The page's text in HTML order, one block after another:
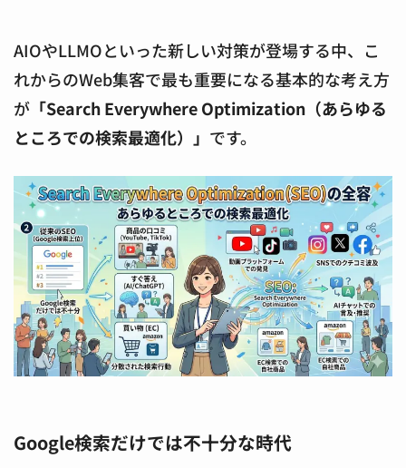
AIOやLLMOといった新しい対策が登場する中、こ
れからのWeb集客で最も重要になる基本的な考え方
が 「Search Everywhere Optimization（あらゆる
ところでの検索最適化）」 です。
Google検索だけでは不十分な時代